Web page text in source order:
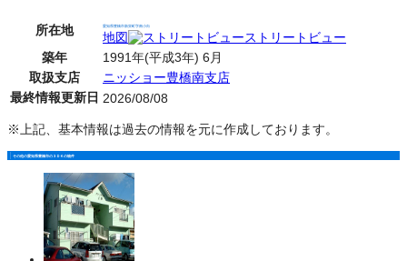
所在地 愛知県豊橋市新栄町字南小向
地図
ストリートビュー
築年
1991年(平成3年) 6月
取扱支店
ニッショー豊橋南支店
最終情報更新日 2026/08/08
※上記、基本情報は過去の情報を元に作成しております。
その他の愛知県豊橋市の３ＤＫの物件